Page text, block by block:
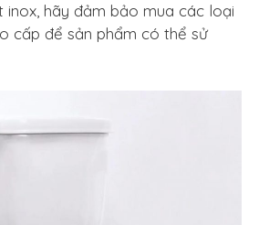
inox, hãy đảm bảo mua các loại
cấp để sản phẩm có thể sử